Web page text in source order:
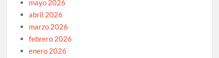
mayo 2026
abril 2026
marzo 2026
febrero 2026
enero 2026